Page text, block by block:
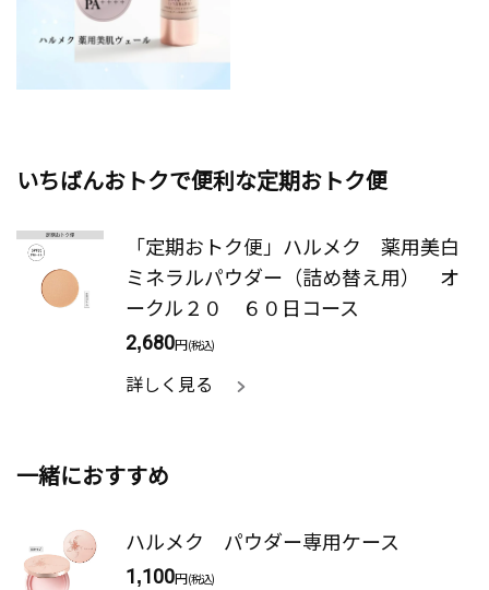
いちばんおトクで便利な定期おトク便
「定期おトク便」ハルメク 薬用美白
ミネラルパウダー（詰め替え用） オ
ークル２０ ６０日コース
2,680円(税込)
詳しく見る
一緒におすすめ
ハルメク パウダー専用ケース
1,100円(税込)